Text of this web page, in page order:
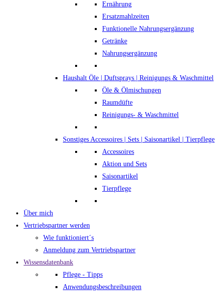
Ernährung
Ersatzmahlzeiten
Funktionelle Nahrungsergänzung
Getränke
Nahrungsergänzung
Haushalt Öle | Duftsprays | Reinigungs & Waschmittel
Öle & Ölmischungen
Raumdüfte
Reinigungs- & Waschmittel
Sonstiges Accessoires | Sets | Saisonartikel | Tierpflege
Accessoires
Aktion und Sets
Saisonartikel
Tierpflege
Über mich
Vertriebspartner werden
Wie funktioniert´s
Anmeldung zum Vertriebspartner
Wissensdatenbank
Pflege - Tipps
Anwendungsbeschreibungen